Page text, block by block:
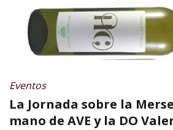
Eventos
La Jornada sobre la
mano de AVE y la DO